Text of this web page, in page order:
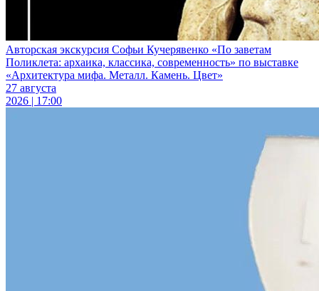
Авторская экскурсия Софьи Кучерявенко «По заветам
Поликлета: архаика, классика, современность» по выставке
«Архитектура мифа. Металл. Камень. Цвет»
27 августа
2026 | 17:00